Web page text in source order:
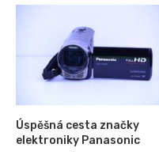
Úspěšná cesta značky
elektroniky Panasonic